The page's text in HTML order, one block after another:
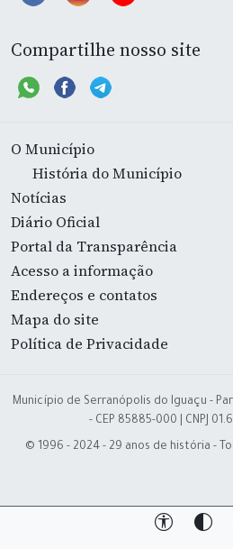
Compartilhe nosso site
O Município
História do Município
Notícias
Diário Oficial
Portal da Transparência
Acesso a informação
Endereços e contatos
Mapa do site
Política de Privacidade
Município de Serranópolis do Iguaçu -
- CEP 85885-000 | CNPJ
© 1996 - 2024 - 29 anos de história -